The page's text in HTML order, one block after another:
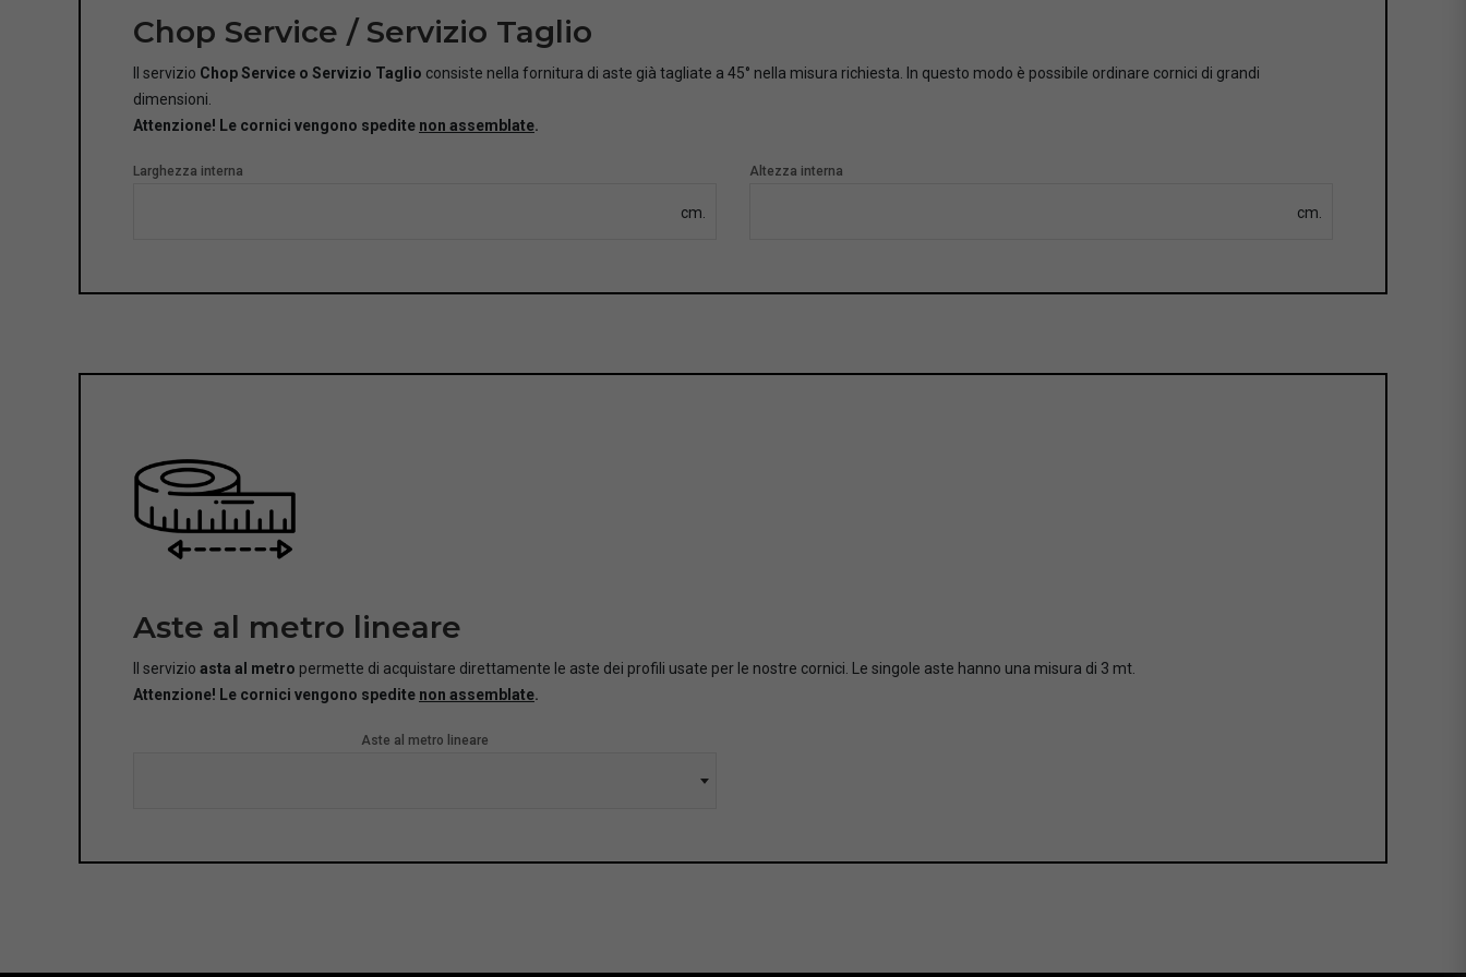
Chop Service / Servizio Taglio
Il servizio Chop Service o Servizio Taglio consiste nella fornitura di aste già tagliate a 45° nella misura richiesta. In questo modo è possibile ordinare cornici di grandi
dimensioni.
Attenzione! Le cornici vengono spedite non assemblate.
Larghezza interna
cm.
Altezza interna
cm.
Aste al metro lineare
Il servizio asta al metro permette di acquistare direttamente le aste dei profili usate per le nostre cornici. Le singole aste hanno una misura di 3 mt.
Attenzione! Le cornici vengono spedite non assemblate.
Aste al metro lineare